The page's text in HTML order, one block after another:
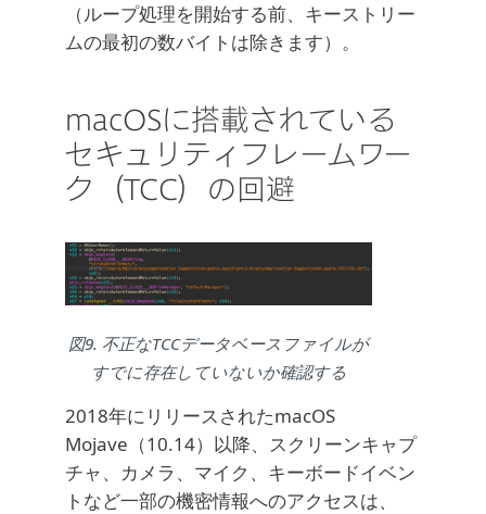
（ループ処理を開始する前、キーストリー
ムの最初の数バイトは除きます）。
macOSに搭載されている
セキュリティフレームワー
ク（TCC）の回避
図9. 不正なTCCデータベースファイルが
すでに存在していないか確認する
2018年にリリースされたmacOS
Mojave（10.14）以降、スクリーンキャプ
チャ、カメラ、マイク、キーボードイベン
トなど一部の機密情報へのアクセスは、